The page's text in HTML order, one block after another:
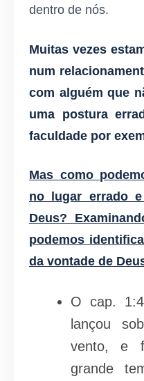
dentro de nós.
Muitas vezes
num
com alguém que
uma postura
faculdade por
Mas como
no lugar errado
Deus?
podemos
da vontade de
O cap.
lançou
vento, e
grande